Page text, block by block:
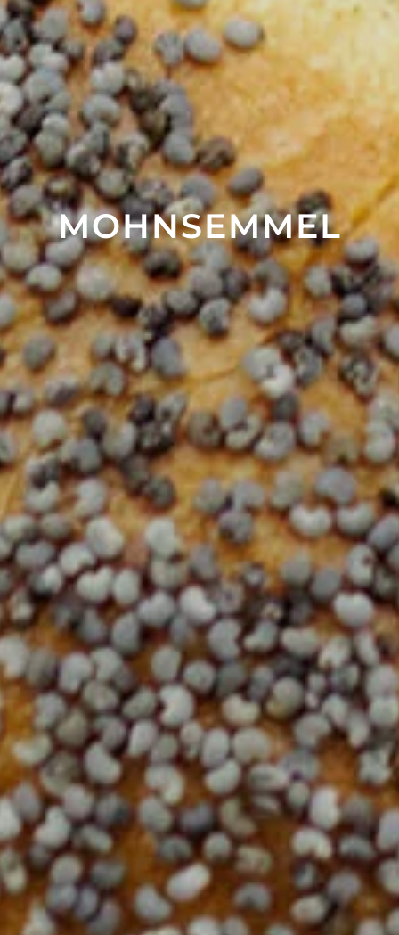
MOHN­SEMMEL